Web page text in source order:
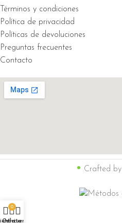
Términos y condiciones
Política de privacidad
Políticas de devoluciones
Preguntas frecuentes
Contacto
• Crafted by
0
Carrito
Mi cuenta